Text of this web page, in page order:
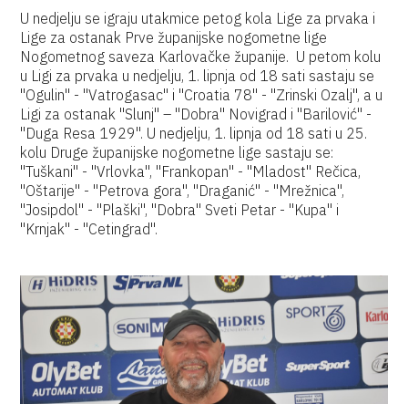
U nedjelju se igraju utakmice petog kola Lige za prvaka i
Lige za ostanak Prve županijske nogometne lige
Nogometnog saveza Karlovačke županije. U petom kolu
u Ligi za prvaka u nedjelju, 1. lipnja od 18 sati sastaju se
"Ogulin" - "Vatrogasac" i "Croatia 78" - "Zrinski Ozalj", a u
Ligi za ostanak "Slunj" – "Dobra" Novigrad i "Barilović" -
"Duga Resa 1929". U nedjelju, 1. lipnja od 18 sati u 25.
kolu Druge županijske nogometne lige sastaju se:
"Tuškani" - "Vrlovka", "Frankopan" - "Mladost" Rečica,
"Oštarije" - "Petrova gora", "Draganić" - "Mrežnica",
"Josipdol" - "Plaški", "Dobra" Sveti Petar - "Kupa" i
"Krnjak" - "Cetingrad".